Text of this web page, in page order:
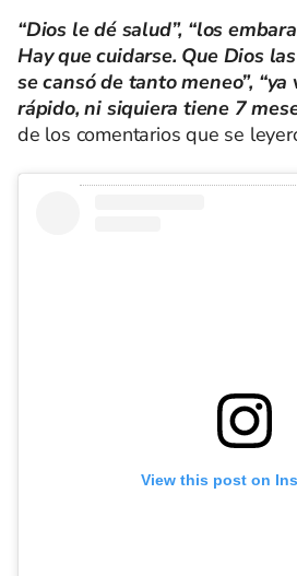
“Dios le dé salud”, “los
Hay que cuidarse. Que Dios
se cansó de tanto meneo”,
rápido, ni siquiera tiene 7
de los comentarios que se
View this post on